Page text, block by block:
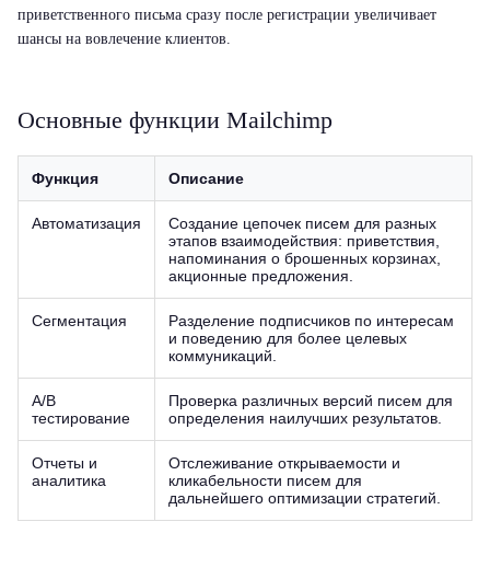
приветственного письма сразу после регистрации увеличивает
шансы на вовлечение клиентов.
Основные функции Mailchimp
Функция Описание
Автоматизация
Создание цепочек писем для разных
этапов взаимодействия: приветствия,
напоминания о брошенных корзинах,
акционные предложения.
Сегментация
Разделение подписчиков по интересам
и поведению для более целевых
коммуникаций.
A/B
тестирование
Проверка различных версий писем для
определения наилучших результатов.
Отчеты и
аналитика
Отслеживание открываемости и
кликабельности писем для
дальнейшего оптимизации стратегий.